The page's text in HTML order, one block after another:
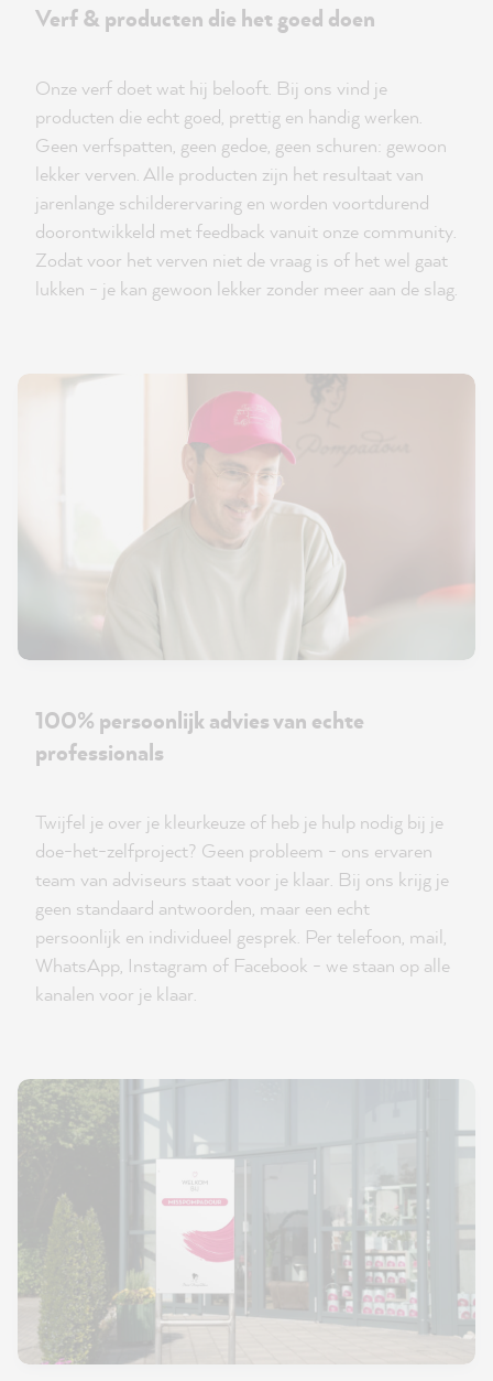
Verf & producten die het goed doen
Onze verf doet wat hij belooft. Bij ons vind je
producten die echt goed, prettig en handig werken.
Geen verfspatten, geen gedoe, geen schuren: gewoon
lekker verven. Alle producten zijn het resultaat van
jarenlange schilderervaring en worden voortdurend
doorontwikkeld met feedback vanuit onze community.
Zodat voor het verven niet de vraag is of het wel gaat
lukken - je kan gewoon lekker zonder meer aan de slag.
100% persoonlijk advies van echte
professionals
Twijfel je over je kleurkeuze of heb je hulp nodig bij je
doe-het-zelfproject? Geen probleem - ons ervaren
team van adviseurs staat voor je klaar. Bij ons krijg je
geen standaard antwoorden, maar een echt
persoonlijk en individueel gesprek. Per telefoon, mail,
WhatsApp, Instagram of Facebook - we staan op alle
kanalen voor je klaar.